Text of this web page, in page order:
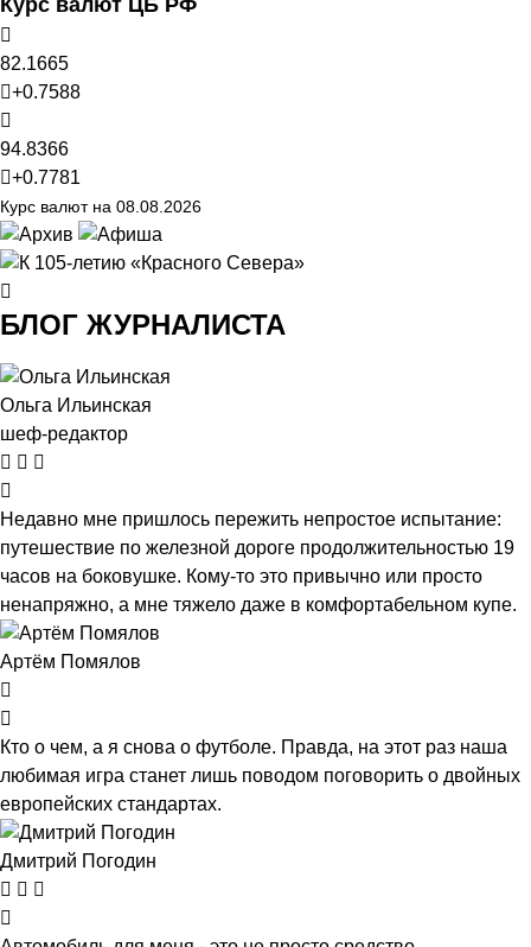
Курс валют ЦБ РФ
82.1665
+0.7588
94.8366
+0.7781
Курс валют на 08.08.2026
БЛОГ ЖУРНАЛИСТА
Ольга Ильинская
шеф-редактор
Недавно мне пришлось пережить непростое испытание:
путешествие по железной дороге продолжительностью 19
часов на боковушке. Кому-то это привычно или просто
ненапряжно, а мне тяжело даже в комфортабельном купе.
Артём Помялов
Кто о чем, а я снова о футболе. Правда, на этот раз наша
любимая игра станет лишь поводом поговорить о двойных
европейских стандартах.
Дмитрий Погодин